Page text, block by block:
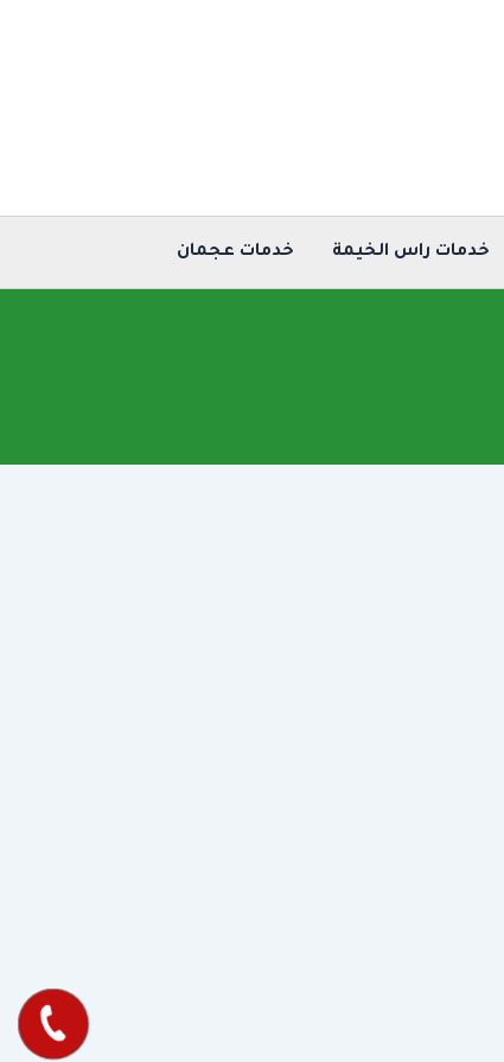
خدمات راس الخيمة خدمات عجمان